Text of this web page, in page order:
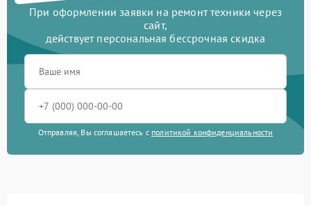
При оформлении заявки на ремонт техники через
сайт,
действует персональная бессрочная скидка
Отправляя, Вы соглашаетесь с политикой конфиденциальности